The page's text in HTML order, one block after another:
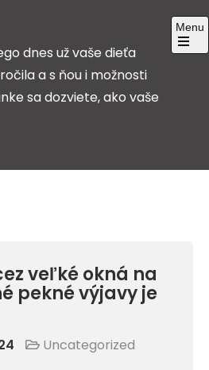
dnes už vaše dieťa
a s ňou i možnosti
sa dozviete, ako vaše
Menu
Open
veľké okná na
pekné výjavy je
Uncategorized